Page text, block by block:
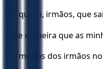
12 E quero, irmãos, que
13 De maneira que as
14 E muitos dos irmãos